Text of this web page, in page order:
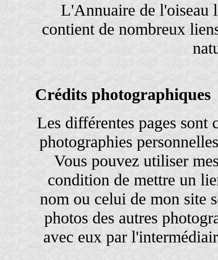
L'Annuaire de l'oiseau
contient de nombreux
Crédits photographiques
Les différentes pages sont
photographies
Vous pouvez utiliser
condition de mettre un
nom ou celui de mon site
photos des autres
avec eux par